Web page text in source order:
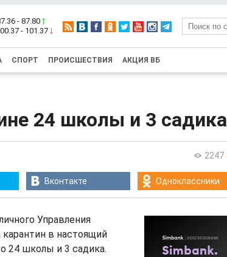
- 87.80
- 101.37
СПОРТ ПРОИСШЕСТВИЯ АКЦИЯ ВБ
24 школы и 3 садика
2247
Вконтакте Одноклассники
Управления
карантин в настоящий
24 школы и 3 садика.